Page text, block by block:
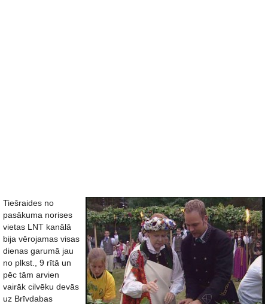
Tiešraides no
pasākuma norises
vietas LNT kanālā
bija vērojamas visas
dienas garumā jau
no plkst., 9 rītā un
pēc tām arvien
vairāk cilvēku devās
uz Brīvdabas